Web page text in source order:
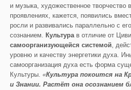
и музыка, художественное творчество
проявлениях, кажется, появились
росли и развивались параллельно с его
сознанием. Культурав отличие от
самоорганизующейся системой,
уровню и качеству энергетики духа.
самоорганизация духа есть форма
Культуры. «Культура покоится на
и Знании. Растёт она осознанием